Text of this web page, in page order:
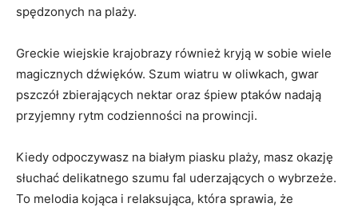
spędzonych na plaży.
Greckie ⁤wiejskie krajobrazy również kryją ⁣w sobie wiele
magicznych dźwięków. Szum wiatru w oliwkach, gwar
pszczół zbierających nektar‌ oraz śpiew ptaków nadają​
przyjemny rytm codzienności na prowincji.
Kiedy odpoczywasz na białym piasku plaży, masz okazję
słuchać delikatnego szumu fal uderzających o wybrzeże.
To melodia kojąca i relaksująca, która‌ sprawia, że